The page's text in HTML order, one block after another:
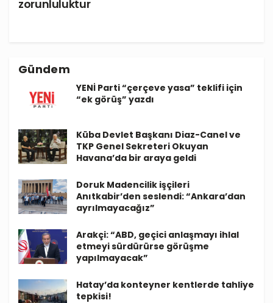
zorunluluktur
Gündem
YENİ Parti “çerçeve yasa” teklifi için
“ek görüş” yazdı
Küba Devlet Başkanı Diaz-Canel ve
TKP Genel Sekreteri Okuyan
Havana’da bir araya geldi
Doruk Madencilik işçileri
Anıtkabir’den seslendi: “Ankara’dan
ayrılmayacağız”
Arakçi: “ABD, geçici anlaşmayı ihlal
etmeyi sürdürürse görüşme
yapılmayacak”
Hatay’da konteyner kentlerde tahliye
tepkisi!